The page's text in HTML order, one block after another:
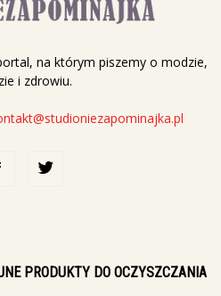
na którym piszemy o modzie,
i zdrowiu.
PRODUKTY DO OCZYSZCZANIA